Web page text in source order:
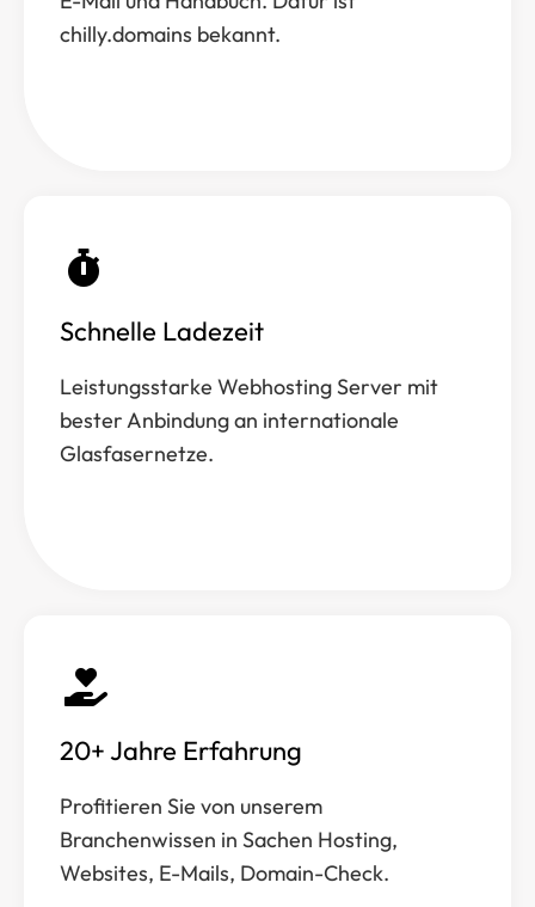
chilly.domains bekannt.
Schnelle Ladezeit
Leistungsstarke Webhosting Server mit
bester Anbindung an internationale
Glasfasernetze.
20+ Jahre Erfahrung
Profitieren Sie von unserem
Branchenwissen in Sachen Hosting,
Websites, E-Mails, Domain-Check.